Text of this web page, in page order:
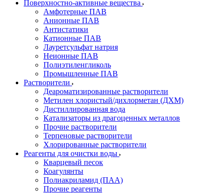
Поверхностно-активные вещества
Амфотерные ПАВ
Анионные ПАВ
Антистатики
Катионные ПАВ
Лауретсульфат натрия
Неионные ПАВ
Полиэтиленгликоль
Промышленные ПАВ
Растворители
Деароматизированные растворители
Метилен хлористый/дихлорметан (ДХМ)
Дистиллированная вода
Катализаторы из драгоценных металлов
Прочие растворители
Терпеновые растворители
Хлорированные растворители
Реагенты для очистки воды
Кварцевый песок
Коагулянты
Полиакриламид (ПАА)
Прочие реагенты